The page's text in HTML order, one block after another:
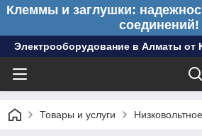
Клеммы и заглушки:
соединений!
Электрооборудование в Алматы от
Товары и услуги